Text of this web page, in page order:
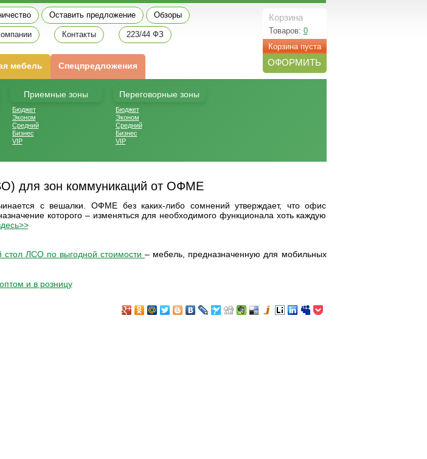
Оставить предложение Обзоры
Контакты 223/44 ФЗ
Корзина
Товаров: 0
Корзина пуста
ОФОРМИТЬ
мебель Спецпредложения
Приемные зоны
Бюджет
Эконом
Средний
Бизнес
VIP
Переговорные зоны
Бюджет
Эконом
Средний
Бизнес
VIP
для зон коммуникаций от ОФМЕ
с вешалки. ОФМЕ без каких-либо сомнений утверждает, что офис
которого – изменяться для необходимого функционала хоть каждую
стол ЛСО по выгодной стоимости– мебель, предназначенную для мобильных